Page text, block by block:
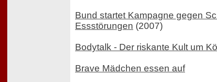
Bund startet Kampagne gegen
Essstörungen (2007)
Bodytalk - Der riskante Kult um
Brave Mädchen essen auf